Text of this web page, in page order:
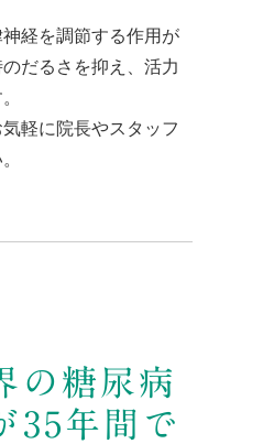
神経を調節する作用が
だるさを抑え、活力
軽に院長やスタッフ
の糖尿病
35年間で